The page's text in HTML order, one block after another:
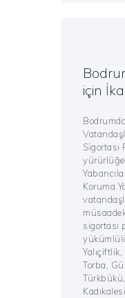
için
Sigortası
yürürlüğe
Koruma
sigortası
Torba,